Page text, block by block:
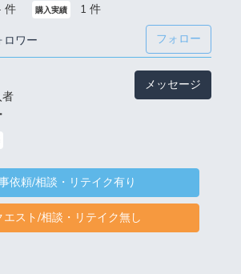
件 購入実績 1 件
ロワー フォロー
メッセージ
依頼/相談・リテイク有り
エスト/相談・リテイク無し